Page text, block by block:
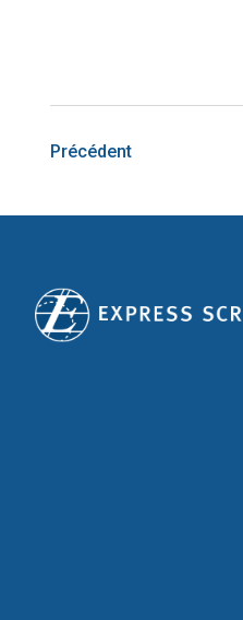
Précédent